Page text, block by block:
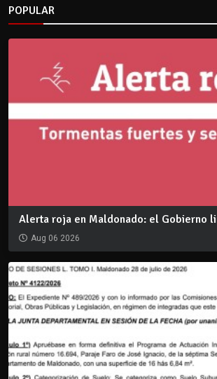
POPULAR
Alerta roja en Maldonado: el Gobierno
Aug 06 2026